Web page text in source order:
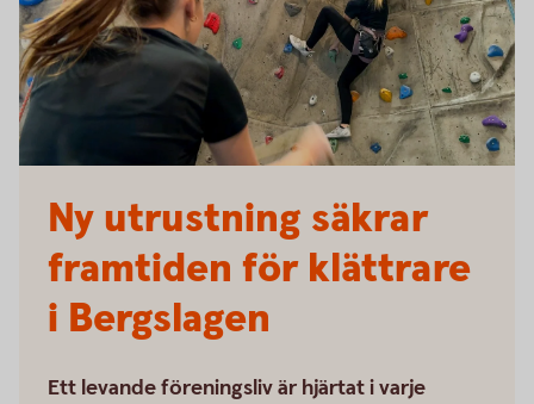
Ny utrustning säkrar
framtiden för klättrare
i Bergslagen
Ett levande föreningsliv är hjärtat i varje